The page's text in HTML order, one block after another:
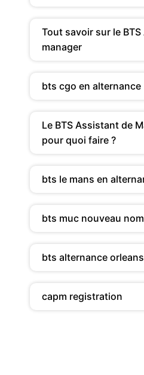
Tout savoir sur le
manager
bts cgo en alternance
Le BTS Assistant de
pour quoi faire ?
bts le mans en
bts muc nouveau nom
bts alternance orleans
capm registration